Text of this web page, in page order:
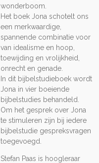
wonderboom.
Het boek Jona schotelt ons
een merkwaardige,
spannende combinatie voor
van idealisme en hoop,
toewijding en vrolijkheid,
onrecht en genade.
In dit bijbelstudieboek wordt
Jona in vier boeiende
bijbelstudies behandeld.
Om het gesprek over Jona
te stimuleren zijn bij iedere
bijbelstudie gespreksvragen
toegevoegd.
Stefan Paas is hoogleraar